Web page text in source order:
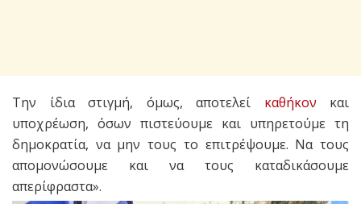
Την ίδια στιγμή, όμως, αποτελεί καθήκον και
υποχρέωση, όσων πιστεύουμε και υπηρετούμε τη
δημοκρατία, να μην τους το επιτρέψουμε. Να τους
απομονώσουμε και να τους καταδικάσουμε
απερίφραστα».